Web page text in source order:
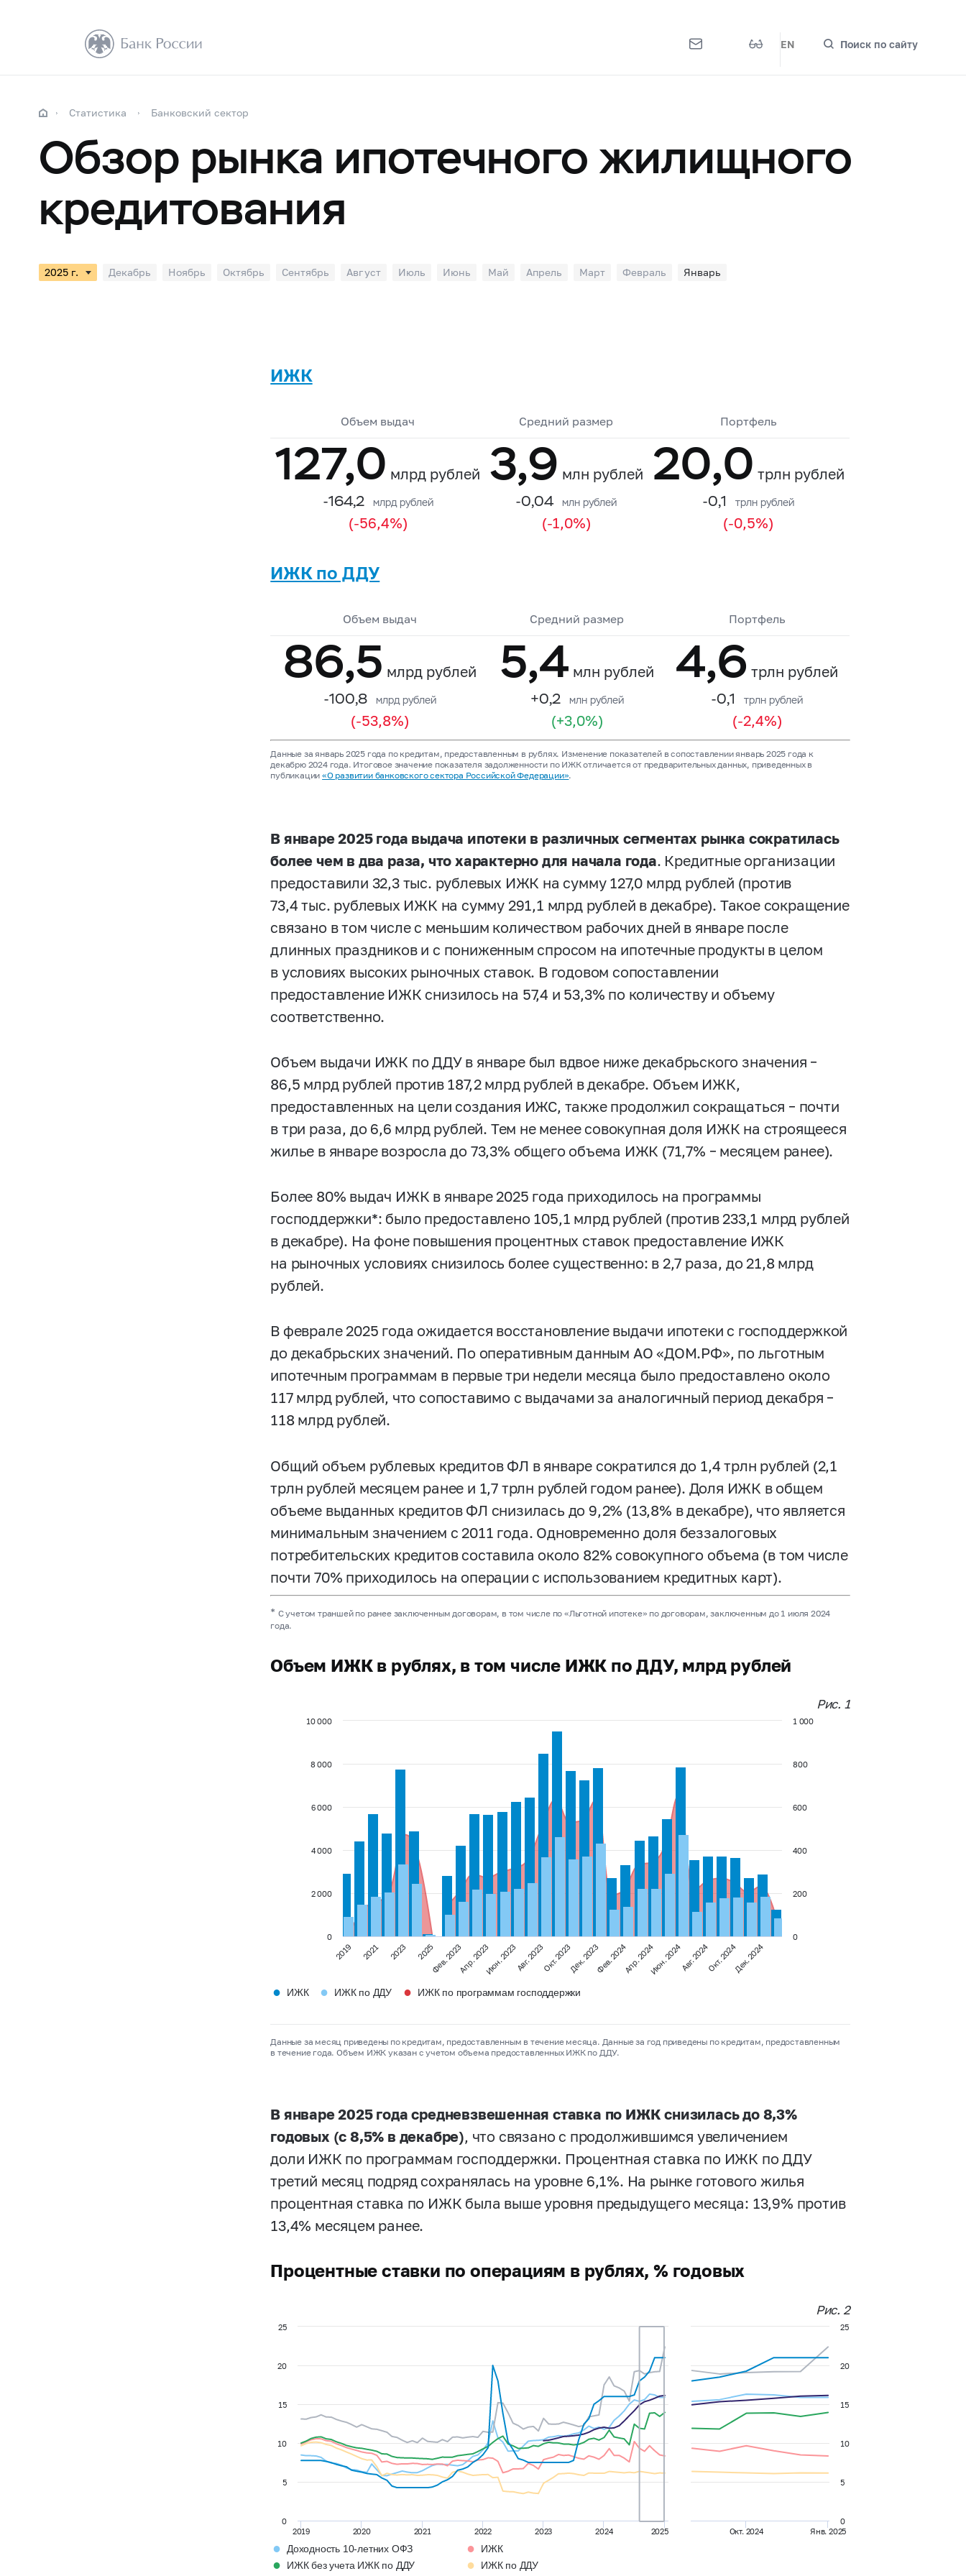
EN Поиск по сайту
Статистика Банковский сектор
Обзор рынка ипотечного жилищного
кредитования
Декабрь Ноябрь Октябрь Сентябрь Август Июль Июнь Май Апрель Март Февраль Январь
ИЖК
Объем выдач Средний размер Портфель
127,0 млрд рублей
-164,2 млрд рублей
(-56,4%)
3,9 млн рублей
-0,04 млн рублей
(-1,0%)
20,0 трлн рублей
-0,1 трлн рублей
(-0,5%)
ИЖК по ДДУ
Объем выдач Средний размер Портфель
86,5 млрд рублей
-100,8 млрд рублей
(-53,8%)
5,4 млн рублей
+0,2 млн рублей
(+3,0%)
4,6 трлн рублей
-0,1 трлн рублей
(-2,4%)
Данные за январь 2025 года по кредитам, предоставленным в рублях. Изменение показателей в сопоставлении январь 2025 года к
декабрю 2024 года. Итоговое значение показателя задолженности по ИЖК отличается от предварительных данных, приведенных в
публикации«О развитии банковского сектора Российской Федерации».
В январе 2025 года выдача ипотеки в различных сегментах рынка сократилась
более чем в два раза, что характерно для начала года. Кредитные организации
предоставили 32,3 тыс. рублевых ИЖК на сумму 127,0 млрд рублей (против
73,4 тыс. рублевых ИЖК на сумму 291,1 млрд рублей в декабре). Такое сокращение
связано в том числе с меньшим количеством рабочих дней в январе после
длинных праздников и с пониженным спросом на ипотечные продукты в целом
в условиях высоких рыночных ставок. В годовом сопоставлении
предоставление ИЖК снизилось на 57,4 и 53,3% по количеству и объему
соответственно.
Объем выдачи ИЖК по ДДУ в январе был вдвое ниже декабрьского значения –
86,5 млрд рублей против 187,2 млрд рублей в декабре. Объем ИЖК,
предоставленных на цели создания ИЖС, также продолжил сокращаться – почти
в три раза, до 6,6 млрд рублей. Тем не менее совокупная доля ИЖК на строящееся
жилье в январе возросла до 73,3% общего объема ИЖК (71,7% – месяцем ранее).
Более 80% выдач ИЖК в январе 2025 года приходилось на программы
господдержки*: было предоставлено 105,1 млрд рублей (против 233,1 млрд рублей
в декабре). На фоне повышения процентных ставок предоставление ИЖК
на рыночных условиях снизилось более существенно: в 2,7 раза, до 21,8 млрд
рублей.
В феврале 2025 года ожидается восстановление выдачи ипотеки с господдержкой
до декабрьских значений. По оперативным данным АО «ДОМ.РФ», по льготным
ипотечным программам в первые три недели месяца было предоставлено около
117 млрд рублей, что сопоставимо с выдачами за аналогичный период декабря –
118 млрд рублей.
Общий объем рублевых кредитов ФЛ в январе сократился до 1,4 трлн рублей (2,1
трлн рублей месяцем ранее и 1,7 трлн рублей годом ранее). Доля ИЖК в общем
объеме выданных кредитов ФЛ снизилась до 9,2% (13,8% в декабре), что является
минимальным значением с 2011 года. Одновременно доля беззалоговых
потребительских кредитов составила около 82% совокупного объема (в том числе
почти 70% приходилось на операции с использованием кредитных карт).
* С учетом траншей по ранее заключенным договорам, в том числе по «Льготной ипотеке» по договорам, заключенным до 1 июля 2024
года.
Объем ИЖК в рублях, в том числе ИЖК по ДДУ, млрд рублей
Рис. 1
2019 2021 2023 2025Фев. 2023Апр. 2023Июн. 2023Авг. 2023Окт. 2023Дек. 2023Фев. 2024Апр. 2024Июн. 2024Авг. 2024Окт. 2024Дек. 2024
0
2 000
4 000
6 000
8 000
10 000
0
200
400
600
800
1 000
● ИЖК ● ИЖК по ДДУ ● ИЖК по программам господдержки
Данные за месяц приведены по кредитам, предоставленным в течение месяца. Данные за год приведены по кредитам, предоставленным
в течение года. Объем ИЖК указан с учетом объема предоставленных ИЖК по ДДУ.
В январе 2025 года средневзвешенная ставка по ИЖК снизилась до 8,3%
годовых (с 8,5% в декабре), что связано с продолжившимся увеличением
доли ИЖК по программам господдержки. Процентная ставка по ИЖК по ДДУ
третий месяц подряд сохранялась на уровне 6,1%. На рынке готового жилья
процентная ставка по ИЖК была выше уровня предыдущего месяца: 13,9% против
13,4% месяцем ранее.
Процентные ставки по операциям в рублях, % годовых
Рис. 2
2019 2020 2021 2022 2023 2024 2025
0
5
10
15
20
25
● Доходность 10-летних ОФЗ ● ИЖК
● ИЖК без учета ИЖК по ДДУ ● ИЖК по ДДУ
Окт. 2024 Янв. 2025
0
5
10
15
20
25